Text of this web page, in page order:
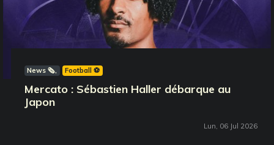
News 🗞️ Football ⚽️
Mercato : Sébastien Haller débarque au
Japon
Lun, 06 Jul 2026